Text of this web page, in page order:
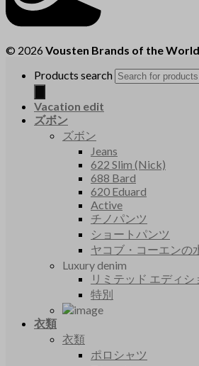
© 2026 Vousten Brands of the World
Products search
Vacation edit
ズボン
ズボン
Jeans
622 Slim (Nick)
688 Bard
620 Eduard
Active
チノパンツ
ショートパンツ
ヤコブ・コーエンの
Luxury denim
リミテッド エディシ
特別
衣類
衣類
ポロシャツ